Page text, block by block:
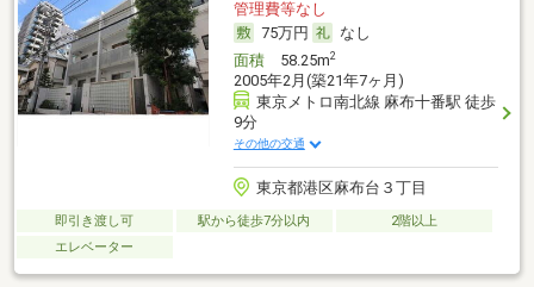
管理費等なし
75万円
なし
面積58.25m2
2005年2月(築21年7ヶ月)
東京メトロ南北線 麻布十番駅 徒歩
9分
その他の交通
東京都港区麻布台３丁目
即引き渡し可 駅から徒歩7分以内
2階以上
エレベーター